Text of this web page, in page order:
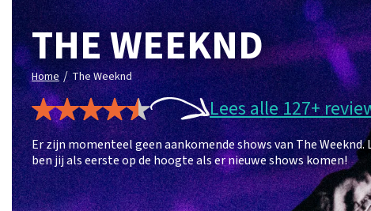
THE WEEKND
Home / The Weeknd
Lees alle 127+
Er zijn momenteel geen aankomende shows van The
ben jij als eerste op de hoogte als er nieuwe shows komen!